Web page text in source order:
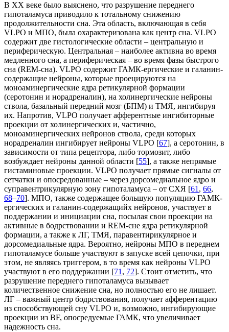
В XX веке было выяснено, что разрушение переднего
гипоталамуса приводило к тотальному снижению
продолжительности сна. Эта область, включающая в себя
VLPO и МПО, была охарактеризована как центр сна. VLPO
содержит две гистологические области – центральную и
периферическую. Центральная – наиболее активна во время
медленного сна, а периферическая – во время фазы быстрого
сна (REM-сна). VLPO содержит ГАМК-ергические и галанин-
содержащие нейроны, которые проецируются на
моноаминергические ядра ретикулярной формации
(серотонин и норадреналин), на холинергические нейроны
ствола, базальный передний мозг (БПМ) и ТМЯ, ингибируя
их. Напротив, VLPO получает афферентные ингибиторные
проекции от холинергических и, частично,
моноаминергических нейронов ствола, среди которых
норадреналин ингибирует нейроны VLPO [67], а серотонин, в
зависимости от типа рецептора, либо тормозит, либо
возбуждает нейроны данной области [55], а также непрямые
гистаминовые проекции. VLPO получает прямые сигналы от
сетчатки и опосредованные – через дорсомедиальное ядро и
суправентрикулярную зону гипоталамуса – от СХЯ [61 , 66,
68–70]. МПО, также содержащее большую популяцию ГАМК-
ергических и галанин-содержащийх нейронов, участвует в
поддержании и инициации сна, посылая свои проекции на
активные в бодрствовании и REM-сне ядра ретикулярной
формации, а также к ЛГ, ТМЯ, паравентирикулярное и
дорсомедиальные ядра. Вероятно, нейроны МПО в переднем
гипоталамусе больше участвуют в запуске всей цепочки, при
этом, не являясь триггером, в то время как нейроны VLPO
участвуют в его поддержании [71 , 72]. Стоит отметить, что
разрушение переднего гипоталамуса вызывает
количественное снижение сна, но полностью его не лишает.
ЛГ – важный центр бодрствования, получает афферентацию
из способствующей сну VLPO и, возможно, ингибирующие
проекции из BF, опосредуемые ГАМК, что увеличивает
надежность сна.